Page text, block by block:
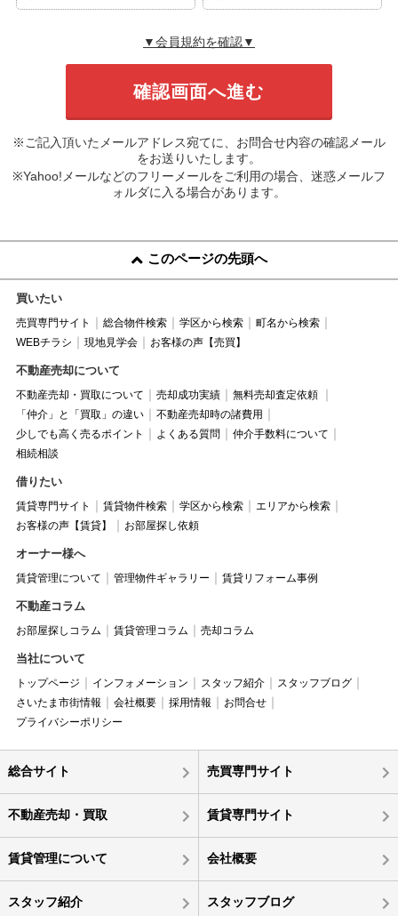
▼会員規約を確認▼
※ご記入頂いたメールアドレス宛てに、お問合せ内容の確認メール
をお送りいたします。
※Yahoo!メールなどのフリーメールをご利用の場合、迷惑メールフ
ォルダに入る場合があります。
このページの先頭へ
買いたい
売買専門サイト 総合物件検索 学区から検索
町名から検索
WEBチラシ
現地見学会 お客様の声【売買】
不動産売却について
不動産売却・買取について 売却成功実績
無料売却査定依頼
「仲介」と「買取」の違い
不動産売却時の諸費用
少しでも高く売るポイント
よくある質問
仲介手数料について
相続相談
借りたい
賃貸専門サイト 賃貸物件検索 学区から検索
エリアから検索
お客様の声【賃貸】
お部屋探し依頼
オーナー様へ
賃貸管理について 管理物件ギャラリー 賃貸リフォーム事例
不動産コラム
お部屋探しコラム 賃貸管理コラム 売却コラム
当社について
トップページ インフォメーション スタッフ紹介
スタッフブログ
さいたま市街情報
会社概要 採用情報
お問合せ
プライバシーポリシー
総合サイト 売買専門サイト
不動産売却・買取 賃貸専門サイト
賃貸管理について 会社概要
スタッフ紹介 スタッフブログ